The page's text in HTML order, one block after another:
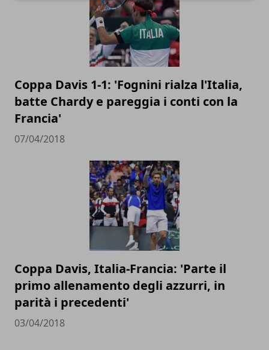
Coppa Davis 1-1: 'Fognini rialza l'Italia,
batte Chardy e pareggia i conti con la
Francia'
07/04/2018
Coppa Davis, Italia-Francia: 'Parte il
primo allenamento degli azzurri, in
parità i precedenti'
03/04/2018